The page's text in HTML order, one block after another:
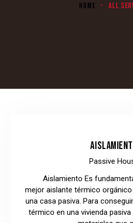
HOME ALL
Passive
Aislamiento Es
mejor aislante térmico
una casa pasiva. Para
térmico en una vivienda